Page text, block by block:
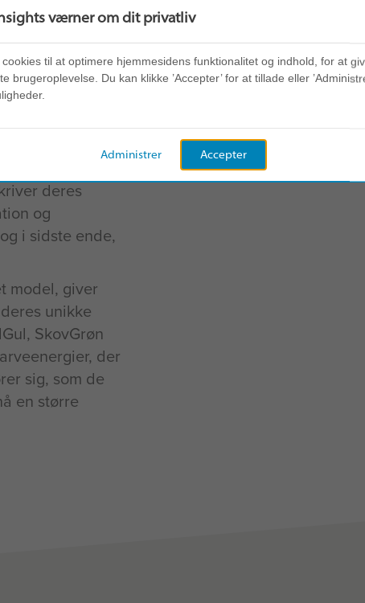
deres
og
i sidste ende,
model, giver
unikke
SkovGrøn
der
sig, som de
en større
værner om dit privatliv
til at optimere hjemmesidens funktionalitet og indhold, for at
brugeroplevelse. Du kan klikke ’Accepter’ for at tillade eller
Accepter
Administrer